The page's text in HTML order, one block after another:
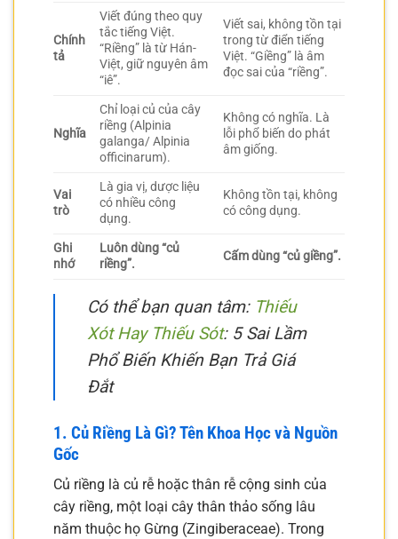
Chính
tả
Viết đúng theo quy
tắc tiếng Việt.
“Riềng” là từ Hán-
Việt, giữ nguyên âm
“iê”.
Viết sai, không tồn tại
trong từ điển tiếng
Việt. “Giềng” là âm
đọc sai của “riềng”.
Nghĩa
Chỉ loại củ của cây
riềng (Alpinia
galanga/ Alpinia
officinarum).
Không có nghĩa. Là
lỗi phổ biến do phát
âm giống.
Vai
trò
Là gia vị, dược liệu
có nhiều công
dụng.
Không tồn tại, không
có công dụng.
Ghi
nhớ
Luôn dùng “củ
riềng”.
Cấm dùng “củ giềng”.
Có thể bạn quan tâm: Thiếu
Xót Hay Thiếu Sót: 5 Sai Lầm
Phổ Biến Khiến Bạn Trả Giá
Đắt
1. Củ Riềng Là Gì? Tên Khoa Học và Nguồn
Gốc
Củ riềng là củ rễ hoặc thân rễ cộng sinh của
cây riềng, một loại cây thân thảo sống lâu
năm thuộc họ Gừng (Zingiberaceae). Trong